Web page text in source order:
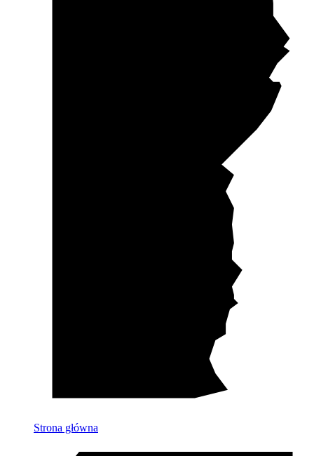
Strona główna